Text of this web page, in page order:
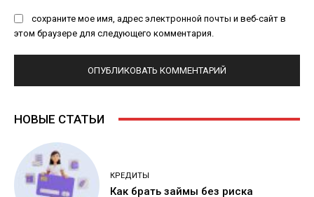
сохраните мое имя, адрес электронной почты и веб-сайт в
этом браузере для следующего комментария.
НОВЫЕ СТАТЬИ
КРЕДИТЫ
Как брать займы без риска